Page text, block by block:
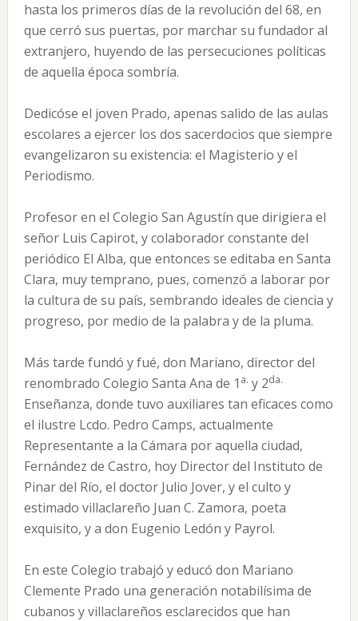
hasta los primeros días de la revolución del 68, en
que cerró sus puertas, por marchar su fundador al
extranjero, huyendo de las persecuciones políticas
de aquella época sombría.
Dedicóse el joven Prado, apenas salido de las aulas
escolares a ejercer los dos sacerdocios que siempre
evangelizaron su existencia: el Magisterio y el
Periodismo.
Profesor en el Colegio San Agustín que dirigiera el
señor Luis Capirot, y colaborador constante del
periódico El Alba, que entonces se editaba en Santa
Clara, muy temprano, pues, comenzó a laborar por
la cultura de su país, sembrando ideales de ciencia y
progreso, por medio de la palabra y de la pluma.
Más tarde fundó y fué, don Mariano, director del
renombrado Colegio Santa Ana de 1 a. y 2da.
Enseñanza, donde tuvo auxiliares tan eficaces como
el ilustre Lcdo. Pedro Camps, actualmente
Representante a la Cámara por aquella ciudad,
Fernández de Castro, hoy Director del Instituto de
Pinar del Río, el doctor Julio Jover, y el culto y
estimado villaclareño Juan C. Zamora, poeta
exquisito, y a don Eugenio Ledón y Payrol.
En este Colegio trabajó y educó don Mariano
Clemente Prado una generación notabilísima de
cubanos y villaclareños esclarecidos que han